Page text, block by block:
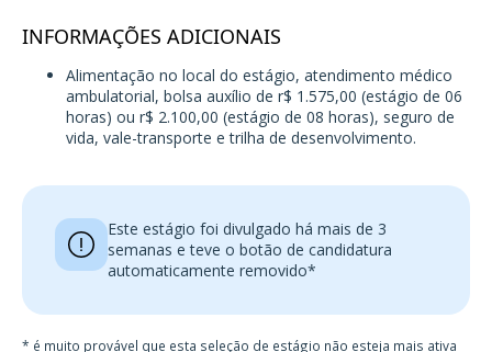
INFORMAÇÕES ADICIONAIS
Alimentação no local do estágio, atendimento médico
ambulatorial, bolsa auxílio de r$ 1.575,00 (estágio de 06
horas) ou r$ 2.100,00 (estágio de 08 horas), seguro de
vida, vale-transporte e trilha de desenvolvimento.
Este estágio foi divulgado há mais de 3
semanas e teve o botão de candidatura
automaticamente removido*
* é muito provável que esta seleção de estágio não esteja mais ativa